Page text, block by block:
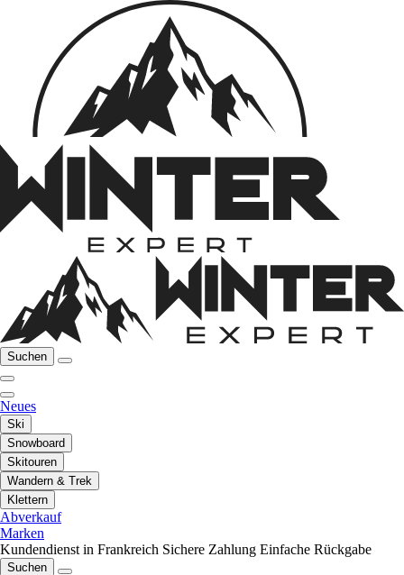
Suchen
Neues
Ski
Snowboard
Skitouren
Wandern & Trek
Klettern
Abverkauf
Marken
Kundendienst in Frankreich Sichere Zahlung Einfache Rückgabe
Suchen